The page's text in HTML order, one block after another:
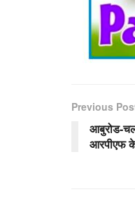
Previous
आबुरोड-
आरपीएफ